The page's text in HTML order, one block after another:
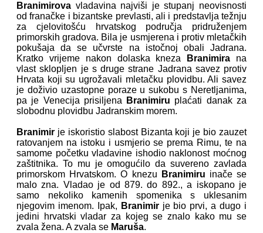
Branimirova vladavina najviši je stupanj neovisnosti
od franačke i bizantske prevlasti, ali i predstavlja težnju
za cjelovitošću hrvatskog područja pridruženjem
primorskih gradova. Bila je usmjerena i protiv mletačkih
pokušaja da se učvrste na istočnoj obali Jadrana.
Kratko vrijeme nakon dolaska kneza
Branimira na
vlast sklopljen je s druge strane Jadrana savez protiv
Hrvata koji su ugrožavali mletačku plovidbu. Ali savez
je doživio uzastopne poraze u sukobu s Neretljanima,
pa je Venecija prisiljena Branimiru plaćati danak za
slobodnu plovidbu Jadranskim morem.
Branimir je iskoristio slabost Bizanta koji je bio zauzet
ratovanjem na istoku i usmjerio se prema Rimu, te na
samome početku vladavine ishodio naklonost moćnog
zaštitnika. To mu je omogućilo da suvereno zavlada
primorskom Hrvatskom. O knezu
Branimiru inače se
malo zna. Vladao je od 879. do 892., a iskopano je
samo nekoliko kamenih spomenika s uklesanim
njegovim imenom. Ipak, Branimirje bio prvi, a dugo i
jedini hrvatski vladar za kojeg se znalo kako mu se
zvala žena. A zvala se Maruša.